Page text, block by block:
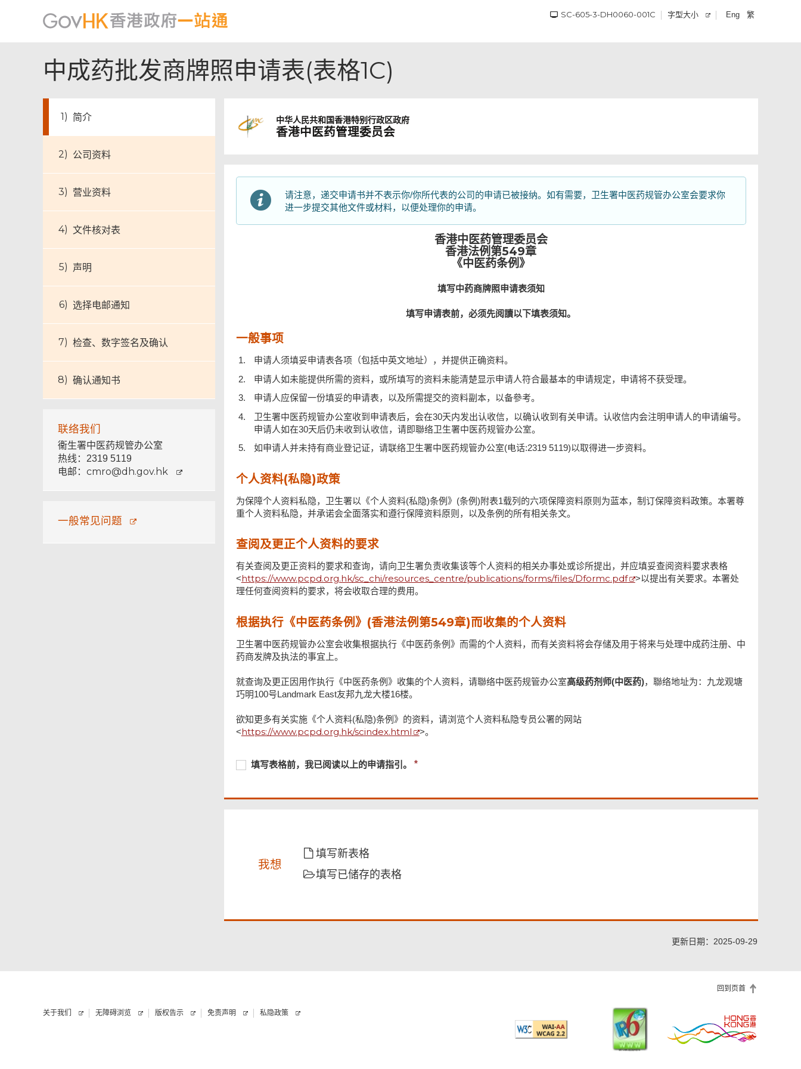
SC-605-3-DH0060-001C 字型大小 Eng 繁
中成药批发商牌照申请表(表格1C)
简介
公司资料
营业资料
文件核对表
声明
选择电邮通知
检查、数字签名及确认
确认通知书
联络我们
衞生署中医药规管办公室
热线：2319 5119
电邮： cmro@dh.gov.hk
一般常见问题
中华人民共和国香港特别行政区政府
香港中医药管理委员会
请注意，递交申请书并不表示你/你所代表的公司的申请已被接纳。如有需要，卫生署中医药规管办公室会要求你
进一步提交其他文件或材料，以便处理你的申请。
香港中医药管理委员会
香港法例第549章
《中医药条例》
填写中药商牌照申请表须知
填写申请表前，必须先阅讀以下填表须知。
一般事项
申请人须填妥申请表各项（包括中英文地址），并提供正确资料。
申请人如未能提供所需的资料，或所填写的资料未能清楚显示申请人符合最基本的申请规定，申请将不获受理。
申请人应保留一份填妥的申请表，以及所需提交的资料副本，以备參考。
卫生署中医药规管办公室收到申请表后，会在30天内发出认收信，以确认收到有关申请。认收信内会注明申请人的申请编号。
申请人如在30天后仍未收到认收信，请即聯络卫生署中医药规管办公室。
如申请人并未持有商业登记证，请联络卫生署中医药规管办公室(电话:2319 5119)以取得进一步资料。
个人资料(私隐)政策
为保障个人资料私隐，卫生署以《个人资料(私隐)条例》(条例)附表1载列的六项保障资料原则为蓝本，制订保障资料政策。本署尊
重个人资料私隐，并承诺会全面落实和遵行保障资料原则，以及条例的所有相关条文。
查阅及更正个人资料的要求
有关查阅及更正资料的要求和查询，请向卫生署负责收集该等个人资料的相关办事处或诊所提出，并应填妥查阅资料要求表格
<https://www.pcpd.org.hk/sc_chi/resources_centre/publications/forms/files/Dformc.pdf >以提出有关要求。本署处
理任何查阅资料的要求，将会收取合理的费用。
根据执行《中医药条例》(香港法例第549章)而收集的个人资料
卫生署中医药规管办公室会收集根据执行《中医药条例》而需的个人资料，而有关资料将会存储及用于将来与处理中成药注册、中
药商发牌及执法的事宜上。
就查询及更正因用作执行《中医药条例》收集的个人资料，请聯络中医药规管办公室高级药剂师(中医药)，聯络地址为：九龙观塘
巧明100号Landmark East友邦九龙大楼16楼。
欲知更多有关实施《个人资料(私隐)条例》的资料，请浏览个人资料私隐专员公署的网站
<https://www.pcpd.org.hk/scindex.html >。
填
格
必
供
填写表格前，我已阅读以上的申请指引。
必
供
我想
填写新表格
填写已储存的表格
更新日期：2025-09-29
回到页首
关于我们 无障碍浏览 版权告示 免责声明 私隐政策